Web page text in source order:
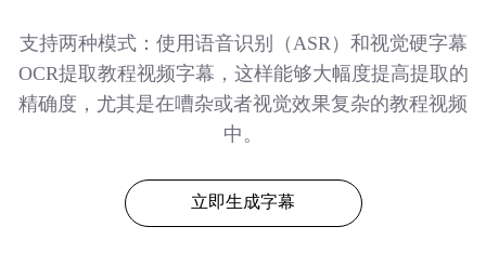
支持两种模式：使用语音识别（ASR）和视觉硬字幕
OCR提取教程视频字幕，这样能够大幅度提高提取的
精确度，尤其是在嘈杂或者视觉效果复杂的教程视频
中。
立即生成字幕